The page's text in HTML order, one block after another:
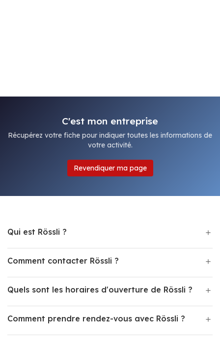
C'est mon entreprise
Récupérez votre fiche pour indiquer toutes les informations de
votre activité.
Revendiquer ma page
Qui est Rössli ?
Comment contacter Rössli ?
Quels sont les horaires d'ouverture de Rössli ?
Comment prendre rendez-vous avec Rössli ?